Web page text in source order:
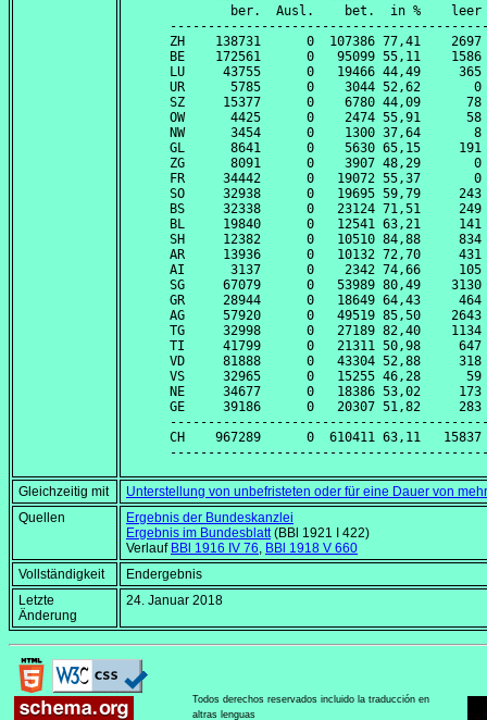
ber.  Ausl.    bet.  in %
ZH    138731      0  107386 77,41
BE    172561      0   95099 55,11
LU     43755      0   19466 44,49
UR      5785      0    3044 52,62
SZ     15377      0    6780 44,09
OW      4425      0    2474 55,91
NW      3454      0    1300 37,64
GL      8641      0    5630 65,15
ZG      8091      0    3907 48,29
FR     34442      0   19072 55,37
SO     32938      0   19695 59,79
BS     32338      0   23124 71,51
BL     19840      0   12541 63,21
SH     12382      0   10510 84,88
AR     13936      0   10132 72,70
AI      3137      0    2342 74,66
SG     67079      0   53989 80,49
GR     28944      0   18649 64,43
AG     57920      0   49519 85,50
TG     32998      0   27189 82,40
TI     41799      0   21311 50,98
VD     81888      0   43304 52,88
VS     32965      0   15255 46,28
NE     34677      0   18386 53,02
GE     39186      0   20307 51,82
CH    967289      0  610411 63,11
Gleichzeitig mit
Unterstellung von unbefristeten oder für eine Dauer von
Quellen
Ergebnis der Bundeskanzlei
Ergebnis im Bundesblatt(BBl 1921 I 422)
Verlauf BBl 1916 IV 76, BBl 1918 V 660
Vollständigkeit
Endergebnis
Letzte
Änderung
24. Januar 2018
Todos derechos reservados incluido la traducción en
altras lenguas